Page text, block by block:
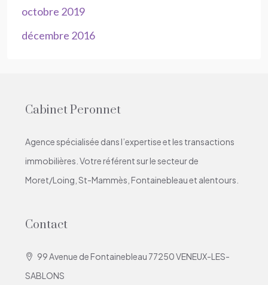
octobre 2019
décembre 2016
Cabinet Peronnet
Agence spécialisée dans l’expertise et les transactions
immobilières. Votre référent sur le secteur de
Moret/Loing, St-Mammès, Fontainebleau et alentours.
Contact
99 Avenue de Fontainebleau 77250 VENEUX-LES-
SABLONS